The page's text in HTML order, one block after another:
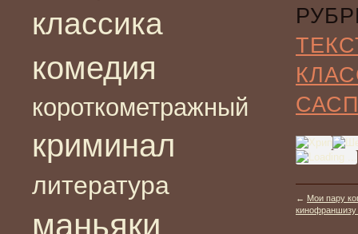
классика
комедия
короткометражный
криминал
литература
маньяки
← Мои пару
кинофраншизу